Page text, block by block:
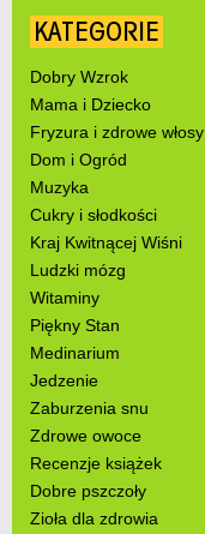
KATEGORIE
Dobry Wzrok
Mama i Dziecko
Fryzura i zdrowe włosy
Dom i Ogród
Muzyka
Cukry i słodkości
Kraj Kwitnącej Wiśni
Ludzki mózg
Witaminy
Piękny Stan
Medinarium
Jedzenie
Zaburzenia snu
Zdrowe owoce
Recenzje książek
Dobre pszczoły
Zioła dla zdrowia